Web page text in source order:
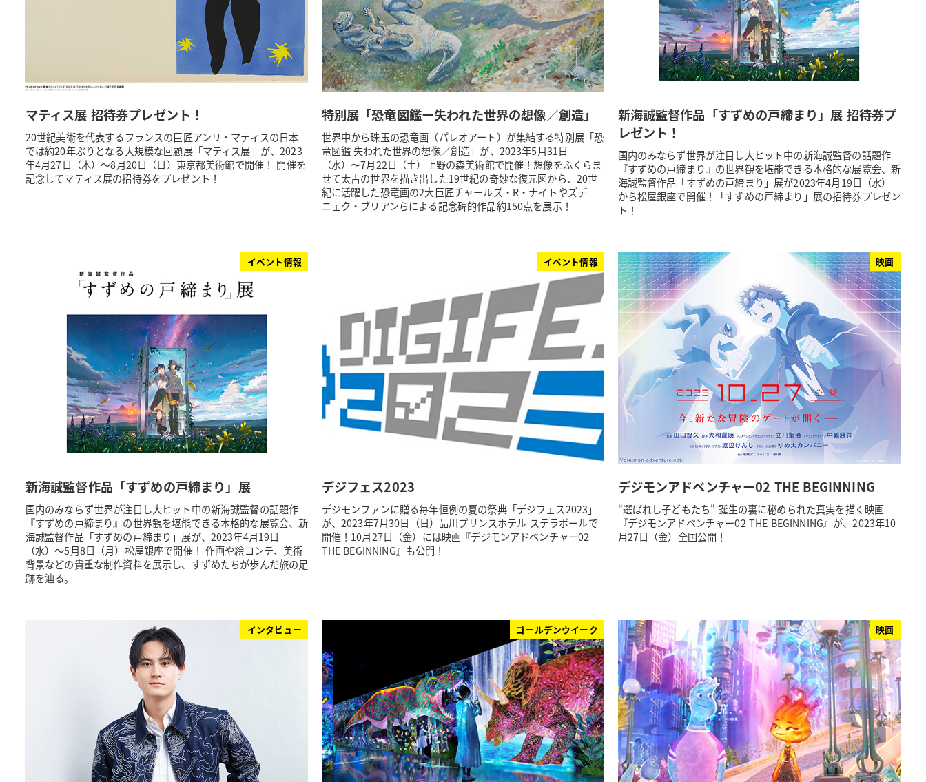
マティス展 招待券プレゼント！
20世紀美術を代表するフランスの巨匠アンリ・マティスの日本
では約20年ぶりとなる大規模な回顧展「マティス展」が、2023
年4月27日（木）～8月20日（日）東京都美術館で開催！ 開催を
記念してマティス展の招待券をプレゼント！
特別展「恐竜図鑑ー失われた世界の想像／創造」
世界中から珠玉の恐竜画（パレオアート）が集結する特別展「恐
竜図鑑 失われた世界の想像／創造」が、2023年5月31日
（水）〜7月22日（土）上野の森美術館で開催！想像をふくらま
せて太古の世界を描き出した19世紀の奇妙な復元図から、20世
紀に活躍した恐竜画の2大巨匠チャールズ・R・ナイトやズデ
ニェク・ブリアンらによる記念碑的作品約150点を展示！
新海誠監督作品「すずめの戸締まり」展 招待券プ
レゼント！
国内のみならず世界が注目し大ヒット中の新海誠監督の話題作
『すずめの戸締まり』の世界観を堪能できる本格的な展覧会、新
海誠監督作品「すずめの戸締まり」展が2023年4月19日（水）
から松屋銀座で開催！「すずめの戸締まり」展の招待券プレゼン
ト！
イベント情報
新海誠監督作品「すずめの戸締まり」展
国内のみならず世界が注目し大ヒット中の新海誠監督の話題作
『すずめの戸締まり』の世界観を堪能できる本格的な展覧会、新
海誠監督作品「すずめの戸締まり」展が、2023年4月19日
（水）～5月8日（月）松屋銀座で開催！ 作画や絵コンテ、美術
背景などの貴重な制作資料を展示し、すずめたちが歩んだ旅の足
跡を辿る。
イベント情報
デジフェス2023
デジモンファンに贈る毎年恒例の夏の祭典「デジフェス2023」
が、2023年7月30日（日）品川プリンスホテル ステラボールで
開催！10月27日（金）には映画『デジモンアドベンチャー02
THE BEGINNING』も公開！
映画
デジモンアドベンチャー02 THE BEGINNING
“選ばれし子どもたち” 誕生の裏に秘められた真実を描く映画
『デジモンアドベンチャー02 THE BEGINNING』が、2023年10
月27日（金）全国公開！
インタビュー ゴールデンウイーク 映画